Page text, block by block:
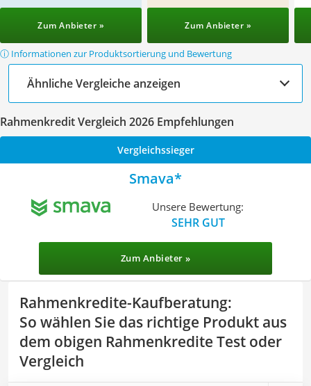
Zum Anbieter » Zum Anbieter »
ⓘ Informationen zur Produktsortierung und Bewertung
Ähnliche Vergleiche anzeigen
Rahmenkredit Vergleich 2026 Empfehlungen
Vergleichssieger
Smava
Unsere Bewertung:
SEHR GUT
Zum Anbieter »
Rahmenkredite-Kaufberatung:
So wählen Sie das richtige Produkt aus
dem obigen Rahmenkredite Test oder
Vergleich